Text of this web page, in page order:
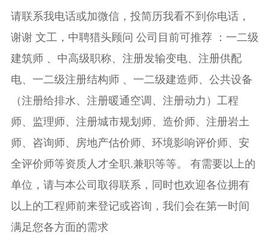
请联系我电话或加微信，投简历我看不到你电话，
谢谢 文工，中聘猎头顾问 公司目前可推荐 ：一二级
建筑师 、中高级职称、注册发输变电、注册供配
电、一二级注册结构师 、一二级建造师、公共设备
（注册给排水、注册暖通空调、注册动力）工程
师、监理师、注册城市规划师、造价师、注册岩土
师、咨询师、房地产估价师、环境影响评价师、安
全评价师等资质人才全职.兼职等等。 有需要以上的
单位，请与本公司取得联系，同时也欢迎各位拥有
以上的工程师前来登记或咨询，我们会在第一时间
满足您各方面的需求